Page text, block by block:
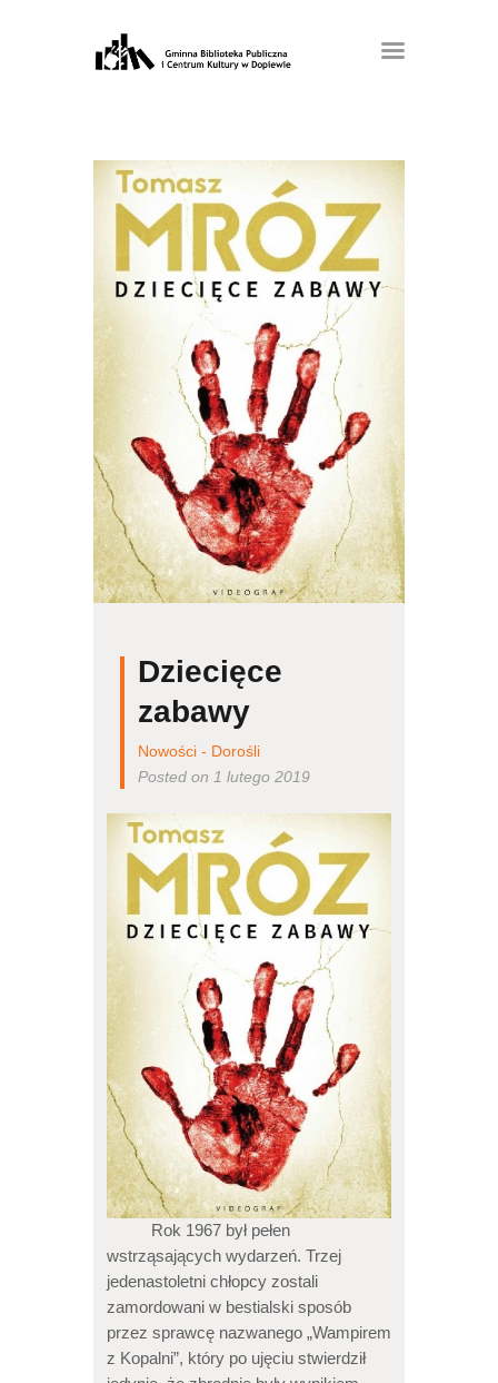
Dziecięce
zabawy
Nowości - Dorośli
Posted on 1 lutego 2019
Rok 1967 był pełen
wstrząsających wydarzeń. Trzej
jedenastoletni chłopcy zostali
zamordowani w bestialski sposób
przez sprawcę nazwanego „Wampirem
z Kopalni”, który po ujęciu stwierdził